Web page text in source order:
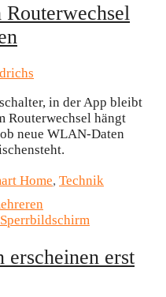
in der App bleibt
Routerwechsel hängt
neue WLAN-Daten
Home, Technik
erst